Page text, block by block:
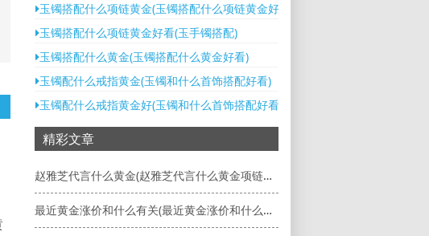
玉镯搭配什么项链黄金(玉镯搭配什么项链黄金好看)
玉镯搭配什么项链黄金好看(玉手镯搭配)
玉镯搭配什么黄金(玉镯搭配什么黄金好看)
玉镯配什么戒指黄金(玉镯和什么首饰搭配好看)
玉镯配什么戒指黄金好(玉镯和什么首饰搭配好看)
精彩文章
赵雅芝代言什么黄金(赵雅芝代言什么黄金项链品牌)
最近黄金涨价和什么有关(最近黄金涨价和什么有关联)